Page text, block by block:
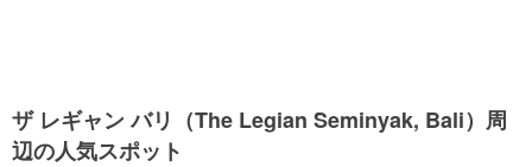
ザ レギャン バリ（The Legian Seminyak, Bali）周
辺の人気スポット